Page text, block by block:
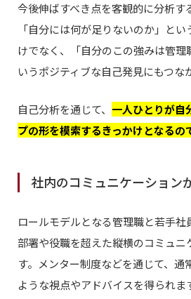
今後伸ばすべき点を客観的に分析す
「自分には何が足りないのか」と
けでなく、「自分のこの強みは管理
いうポジティブな自己発見にもつな
自己分析を通じて、 一人ひとりが自
プの形を模索するきっかけとなるの
社内のコミュニケーション
ロールモデルとなる管理職と若手社
部署や役職を超えた縦横のコミュニ
す。メンター制度などを通じて、通
ような視点やアドバイスを得られま